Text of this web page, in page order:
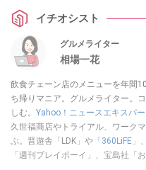
イチオシスト
グルメライター
相場一花
飲食チェーン店のメニューを年間
ち帰りマニア。グルメライター。
しむ。 Yahoo！ニュースエキスパ
久世福商店やトライアル、ワーク
ぶ。晋遊舎「LDK」や 「360LiFE」
「週刊プレイボーイ」、宝島社「